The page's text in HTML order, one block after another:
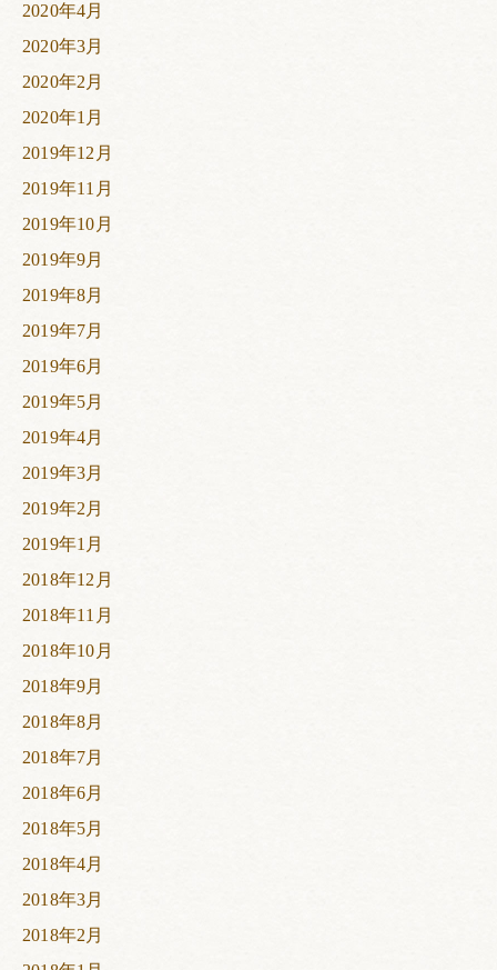
2020年4月
2020年3月
2020年2月
2020年1月
2019年12月
2019年11月
2019年10月
2019年9月
2019年8月
2019年7月
2019年6月
2019年5月
2019年4月
2019年3月
2019年2月
2019年1月
2018年12月
2018年11月
2018年10月
2018年9月
2018年8月
2018年7月
2018年6月
2018年5月
2018年4月
2018年3月
2018年2月